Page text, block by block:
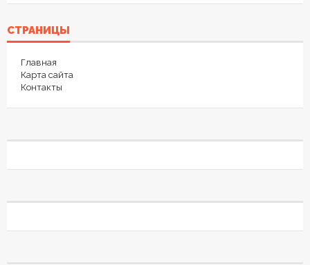
СТРАНИЦЫ
Главная
Карта сайта
Контакты